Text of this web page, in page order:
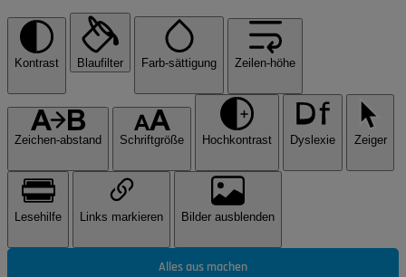
Kontrast Blaufilter Farb-sättigung Zeilen-höhe
Zeichen-abstand Schriftgröße Hochkontrast Dyslexie Zeiger
Lesehilfe Links markieren Bilder ausblenden
Alles aus machen